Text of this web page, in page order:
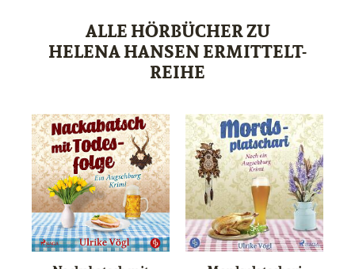
ALLE HÖRBÜCHER ZU
HELENA HANSEN ERMITTELT-
REIHE